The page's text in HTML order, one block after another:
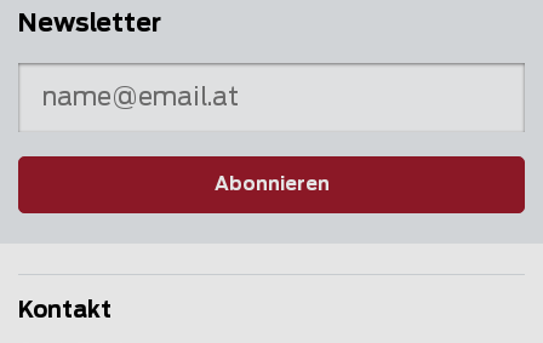
Newsletter
Abonnieren
Kontakt